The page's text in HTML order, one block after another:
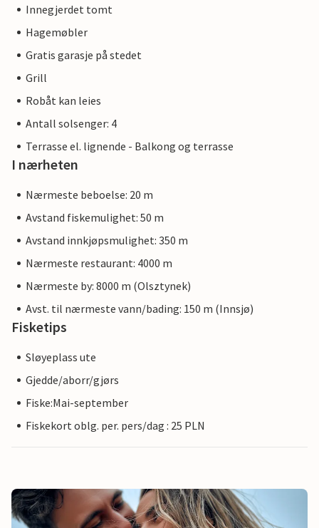
Innegjerdet tomt
Hagemøbler
Gratis garasje på stedet
Grill
Robåt kan leies
Antall solsenger: 4
Terrasse el. lignende - Balkong og terrasse
I nærheten
Nærmeste beboelse: 20 m
Avstand fiskemulighet: 50 m
Avstand innkjøpsmulighet: 350 m
Nærmeste restaurant: 4000 m
Nærmeste by: 8000 m (Olsztynek)
Avst. til nærmeste vann/bading: 150 m (Innsjø)
Fisketips
Sløyeplass ute
Gjedde/aborr/gjørs
Fiske:Mai-september
Fiskekort oblg. per. pers/dag : 25 PLN